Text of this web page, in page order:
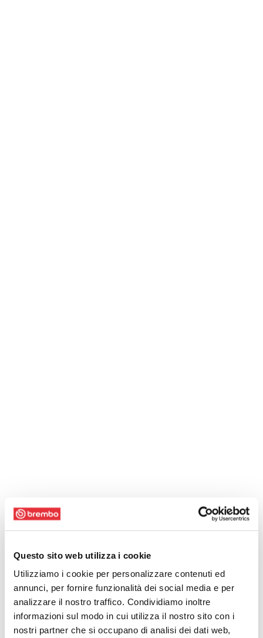
Questo sito web utilizza i cookie
Utilizziamo i cookie per personalizzare contenuti ed
annunci, per fornire funzionalità dei social media e per
analizzare il nostro traffico. Condividiamo inoltre
informazioni sul modo in cui utilizza il nostro sito con i
nostri partner che si occupano di analisi dei dati web,